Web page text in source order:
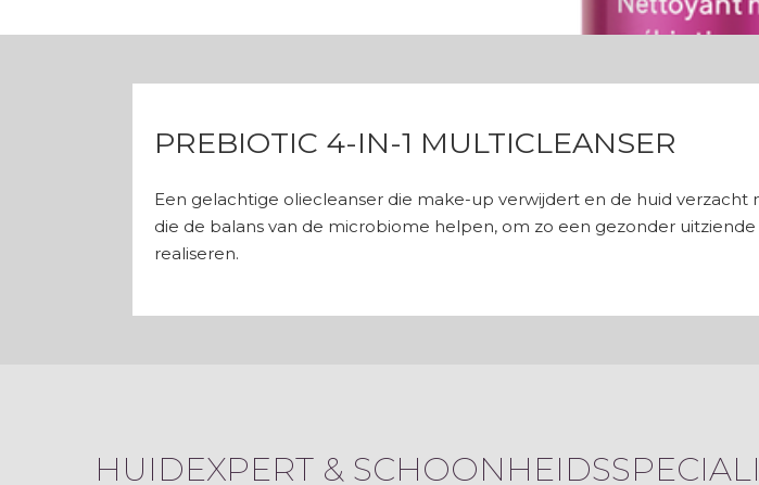
PREBIOTIC 4-IN-1 MULTICLEANSER
Een gelachtige oliecleanser die make-up verwijdert en de huid verzacht
die de balans van de microbiome helpen, om zo een gezonder
realiseren.
HUIDEXPERT &